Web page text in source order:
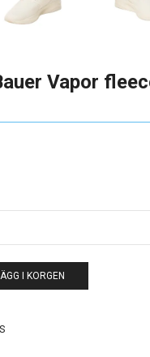
Vapor
I KORGEN
S